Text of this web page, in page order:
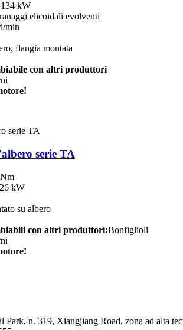
kW
elicoidali evolventi
min
flangia montata
con altri produttori
serie TA
kW
su albero
con altri produttori:Bonfiglioli
Park, n. 319, Xiangjiang Road, zona ad alta